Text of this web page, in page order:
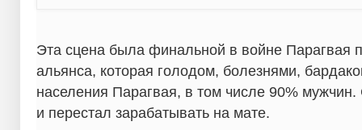
Эта сцена была финальной в войне Парагвая
альянса, которая голодом, болезнями,
населения Парагвая, в том числе 90% мужчин.
и перестал зарабатывать на мате.